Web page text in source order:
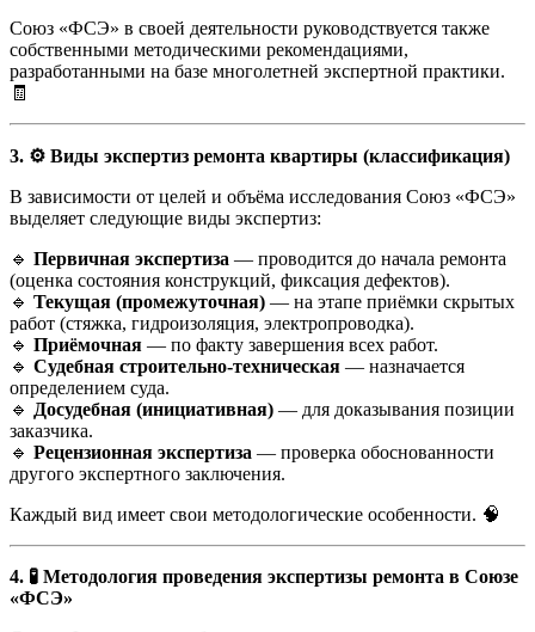
Союз «ФСЭ» в своей деятельности руководствуется также
собственными методическими рекомендациями,
разработанными на базе многолетней экспертной практики.
🧾
3. ⚙️ Виды экспертиз ремонта квартиры (классификация)
В зависимости от целей и объёма исследования Союз «ФСЭ»
выделяет следующие виды экспертиз:
🔹 Первичная экспертиза — проводится до начала ремонта
(оценка состояния конструкций, фиксация дефектов).
🔹 Текущая (промежуточная) — на этапе приёмки скрытых
работ (стяжка, гидроизоляция, электропроводка).
🔹 Приёмочная — по факту завершения всех работ.
🔹 Судебная строительно-техническая — назначается
определением суда.
🔹 Досудебная (инициативная) — для доказывания позиции
заказчика.
🔹 Рецензионная экспертиза — проверка обоснованности
другого экспертного заключения.
Каждый вид имеет свои методологические особенности. 🧠
4. 🧪 Методология проведения экспертизы ремонта в Союзе
«ФСЭ»